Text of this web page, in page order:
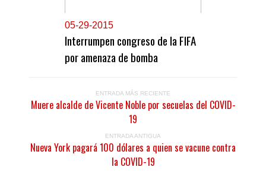
05-29-2015
Interrumpen congreso de la FIFA
por amenaza de bomba
ENTRADA MÁS RECIENTE
Muere alcalde de Vicente Noble por secuelas del COVID-
19
ENTRADA ANTIGUA
Nueva York pagará 100 dólares a quien se vacune contra
la COVID-19